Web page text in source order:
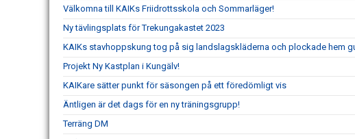
Välkomna till KAIKs Friidrottsskola och Sommarläger!
Ny tävlingsplats för Trekungakastet 2023
KAIKs stavhoppskung tog på sig landslagskläderna och plockade hem
Projekt Ny Kastplan i Kungälv!
KAIKare sätter punkt för säsongen på ett föredömligt vis
Äntligen är det dags för en ny träningsgrupp!
Terräng DM